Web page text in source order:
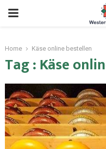
Home Käse online bestellen
Tag : Käse